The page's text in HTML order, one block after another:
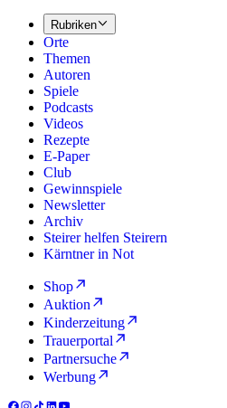
Rubriken
Orte
Themen
Autoren
Spiele
Podcasts
Videos
Rezepte
E-Paper
Club
Gewinnspiele
Newsletter
Archiv
Steirer helfen Steirern
Kärntner in Not
Shop
Auktion
Kinderzeitung
Trauerportal
Partnersuche
Werbung